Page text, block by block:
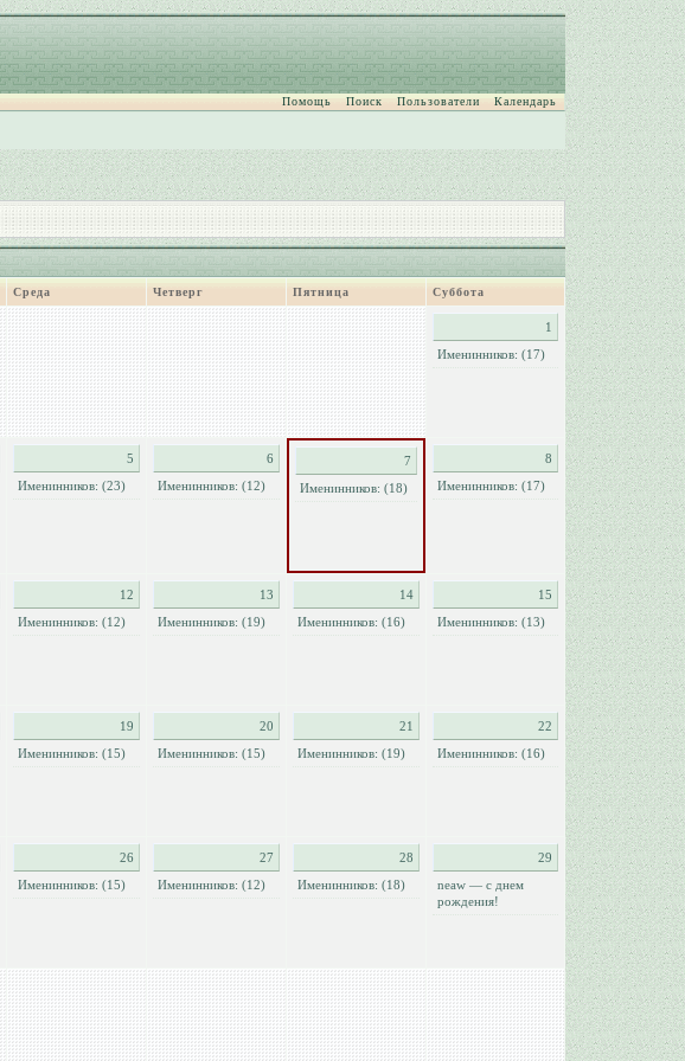
Помощь Поиск Пользователи Календарь
Среда Четверг Пятница Суббота
1
Именинников: (17)
5
Именинников: (23)
6
Именинников: (12)
7
Именинников: (18)
8
Именинников: (17)
12
Именинников: (12)
13
Именинников: (19)
14
Именинников: (16)
15
Именинников: (13)
19
Именинников: (15)
20
Именинников: (15)
21
Именинников: (19)
22
Именинников: (16)
26
Именинников: (15)
27
Именинников: (12)
28
Именинников: (18)
29
neaw — с днем
рождения!